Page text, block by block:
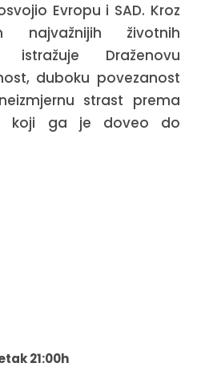
21:00h
Evropu i SAD. Kroz
najvažnijih životnih
Draženovu
duboku povezanost
strast prema
koji ga je doveo do